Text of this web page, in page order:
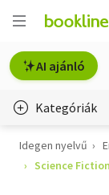
AI ajánló
Kategóriák
Életmód,
Idegen nyelvű
Science